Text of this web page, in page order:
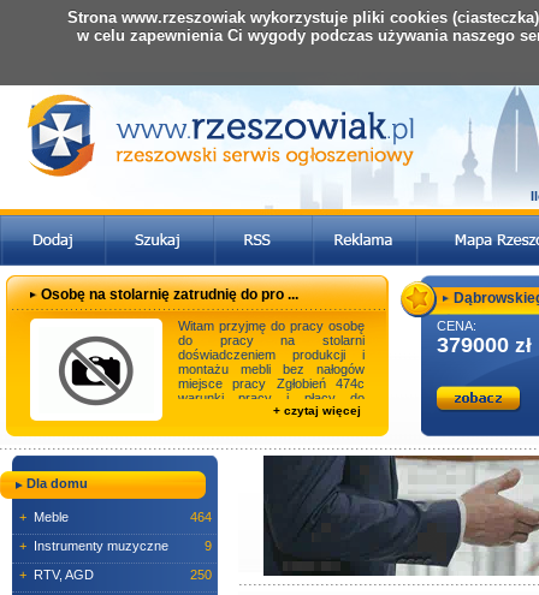
Osobę na stolarnię zatrudnię do pro ...
Witam przyjmę do pracy osobę
do pracy na stolarni
doświadczeniem produkcji i
montażu mebli bez nałogów
miejsce pracy Zgłobień 474c
warunki pracy i płacy do
uzgodnienia na miej ...+ czytaj więcej
CENA:
379000 zł
Dla domu
+ Meble
464
+ Instrumenty muzyczne
9
+ RTV, AGD
250
Strona www.rzeszowiak wykorzystuje pliki cookies
w celu zapewnienia Ci wygody podczas używania naszego